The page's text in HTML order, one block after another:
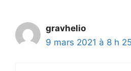
gravhelio
9 mars 2021 à 8 h